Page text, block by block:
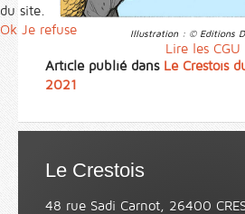
Illustration : © Editions
Article publié dans Le Crestois
2021
Le Crestois
48 rue Sadi Carnot, 26400
du site.
Ok Je refuse
Lire les CGU